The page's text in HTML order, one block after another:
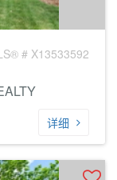
# X13533592
详细